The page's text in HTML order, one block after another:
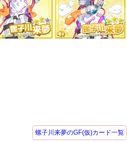
螺子川来夢のGF(仮)カード一覧